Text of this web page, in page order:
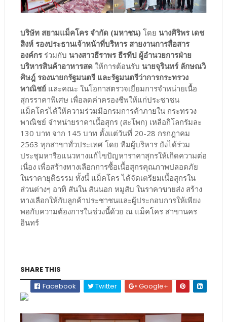
บริษัท สยามแม็คโคร จำกัด (มหาชน)โดย นางศิริพร เดช
สิงห์ รองประธานเจ้าหน้าที่บริหาร สายงานการสื่อสาร
องค์กรร่วมกับ นางสาวธีราพร ธีรทีป ผู้อำนวยการฝ่าย
บริหารสินค้าอาหารสดให้การต้อนรับ นายจุรินทร์ ลักษณวิ
ศิษฎ์ รองนายกรัฐมนตรี และรัฐมนตรีว่าการกระทรวง
พาณิชย์และคณะ ในโอกาสตรวจเยี่ยมการจำหน่ายเนื้อ
สุกรราคาพิเศษ เพื่อลดค่าครองชีพให้แก่ประชาชน
แม็คโครได้ให้ความร่วมมือกรมการค้าภายใน กระทรวง
พาณิชย์ จำหน่ายราคาเนื้อสุกร (สะโพก) เหลือกิโลกรัมละ
130 บาท จาก 145 บาท ตั้งแต่วันที่ 20-28 กรกฎาคม
2563 ทุกสาขาทั่วประเทศ โดย ทีมผู้บริหาร ยังได้ร่วม
ประชุมหารือแนวทางแก้ไขปัญหาราคาสุกรให้เกิดความต่อ
เนื่อง เพื่อสร้างทางเลือกการซื้อเนื้อสุกรคุณภาพปลอดภัย
ในราคายุติธรรม ทั้งนี้ แม็คโคร ได้จัดเตรียมเนื้อสุกรใน
ส่วนต่างๆ อาทิ สันใน สันนอก หมูสับ ในราคาขายส่ง สร้าง
ทางเลือกให้กับลูกค้าประชาชนและผู้ประกอบการให้เพียง
พอกับความต้องการในช่วงนี้ด้วย ณ แม็คโคร สาขานคร
อินทร์
SHARE THIS
Facebook
Twitter Google+